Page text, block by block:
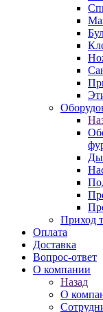
Приход
Оплата
Доставка
Вопрос-ответ
О компании
Назад
О